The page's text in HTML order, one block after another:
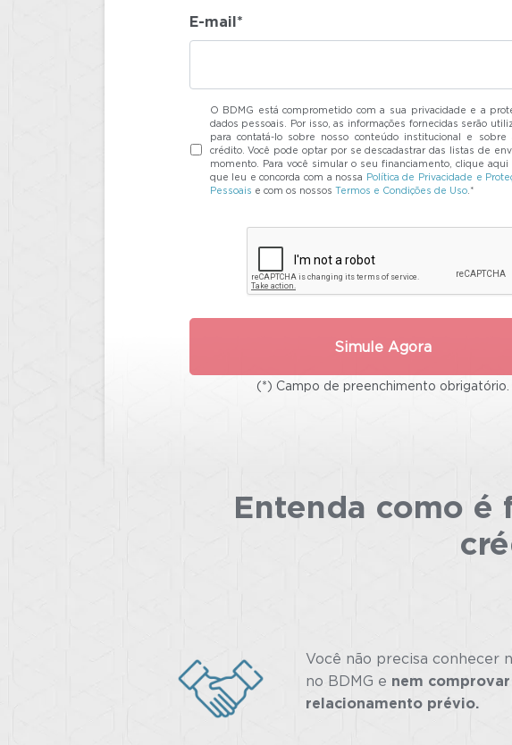
E-mail*
O BDMG está comprometido com a sua privacidade e a
dados pessoais. Por isso, as informações fornecidas serão
para contatá-lo sobre nosso conteúdo institucional e sobre
crédito. Você pode optar por se descadastrar das listas de
momento. Para você simular o seu financiamento, clique aqui
que leu e concorda com a nossa
Política de Privacidade e
Pessoais e com os nossos Termos e Condições de Uso.*
Simule Agora
(*) Campo de preenchimento obrigatório.
Entenda como é
Você não precisa conhecer
no BDMG e nem comprovar
relacionamento prévio.